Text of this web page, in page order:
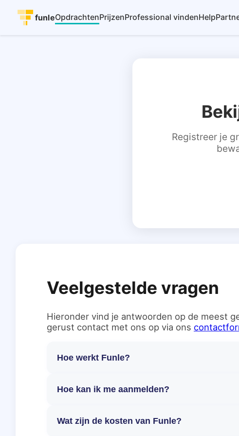
funleOpdrachtenPrijzenProfessional vindenHelp
Registreer je
Veelgestelde vragen
Hieronder vind je antwoorden op de meest
gerust contact met ons op via ons
Hoe werkt Funle?
Hoe kan ik me aanmelden?
Wat zijn de kosten van Funle?